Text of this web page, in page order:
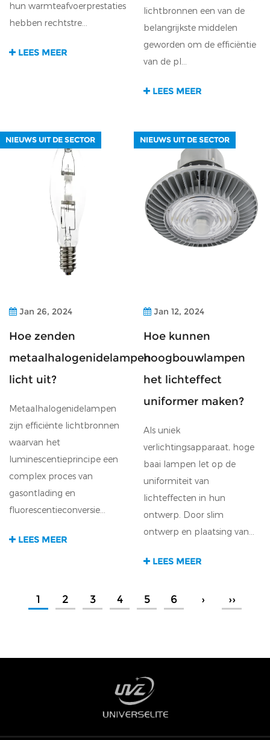
hun warmteafvoerprestaties
hebben rechtstre...
LEES MEER
lichtbronnen een van de
belangrijkste middelen
geworden om de efficiëntie
van de pl...
LEES MEER
NIEUWS UIT DE SECTOR
Jan 26, 2024
Hoe zenden
metaalhalogenidelampen
licht uit?
Metaalhalogenidelampen
zijn efficiënte lichtbronnen
waarvan het
luminescentieprincipe een
complex proces van
gasontlading en
fluorescentieconversie...
LEES MEER
NIEUWS UIT DE SECTOR
Jan 12, 2024
Hoe kunnen
hoogbouwlampen
het lichteffect
uniformer maken?
Als uniek
verlichtingsapparaat, hoge
baai lampen let op de
uniformiteit van
lichteffecten in hun
ontwerp. Door slim
ontwerp en plaatsing van...
LEES MEER
1 2 3 4 5 6 › ››